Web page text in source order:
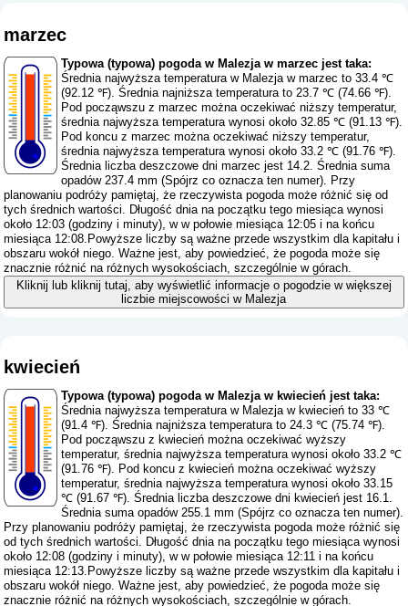
marzec
Typowa (typowa) pogoda w Malezja w marzec jest taka:
Średnia najwyższa temperatura w Malezja w marzec to 33.4 ℃
(92.12 ℉). Średnia najniższa temperatura to 23.7 ℃ (74.66 ℉).
Pod począwszu z marzec można oczekiwać niższy temperatur,
średnia najwyższa temperatura wynosi około 32.85 ℃ (91.13 ℉).
Pod koncu z marzec można oczekiwać niższy temperatur,
średnia najwyższa temperatura wynosi około 33.2 ℃ (91.76 ℉).
Średnia liczba deszczowe dni marzec jest 14.2. Średnia suma
opadów 237.4 mm (Spójrz co oznacza ten numer). Przy
planowaniu podróży pamiętaj, że rzeczywista pogoda może różnić się od
tych średnich wartości. Długość dnia na początku tego miesiąca wynosi
około 12:03 (godziny i minuty), w w połowie miesiąca 12:05 i na końcu
miesiąca 12:08.Powyższe liczby są ważne przede wszystkim dla kapitału i
obszaru wokół niego. Ważne jest, aby powiedzieć, że pogoda może się
znacznie różnić na różnych wysokościach, szczególnie w górach.
Kliknij lub kliknij tutaj, aby wyświetlić informacje o pogodzie w większej
liczbie miejscowości w Malezja
kwiecień
Typowa (typowa) pogoda w Malezja w kwiecień jest taka:
Średnia najwyższa temperatura w Malezja w kwiecień to 33 ℃
(91.4 ℉). Średnia najniższa temperatura to 24.3 ℃ (75.74 ℉).
Pod począwszu z kwiecień można oczekiwać wyższy
temperatur, średnia najwyższa temperatura wynosi około 33.2 ℃
(91.76 ℉). Pod koncu z kwiecień można oczekiwać wyższy
temperatur, średnia najwyższa temperatura wynosi około 33.15
℃ (91.67 ℉). Średnia liczba deszczowe dni kwiecień jest 16.1.
Średnia suma opadów 255.1 mm (Spójrz co oznacza ten numer).
Przy planowaniu podróży pamiętaj, że rzeczywista pogoda może różnić się
od tych średnich wartości. Długość dnia na początku tego miesiąca wynosi
około 12:08 (godziny i minuty), w w połowie miesiąca 12:11 i na końcu
miesiąca 12:13.Powyższe liczby są ważne przede wszystkim dla kapitału i
obszaru wokół niego. Ważne jest, aby powiedzieć, że pogoda może się
znacznie różnić na różnych wysokościach, szczególnie w górach.